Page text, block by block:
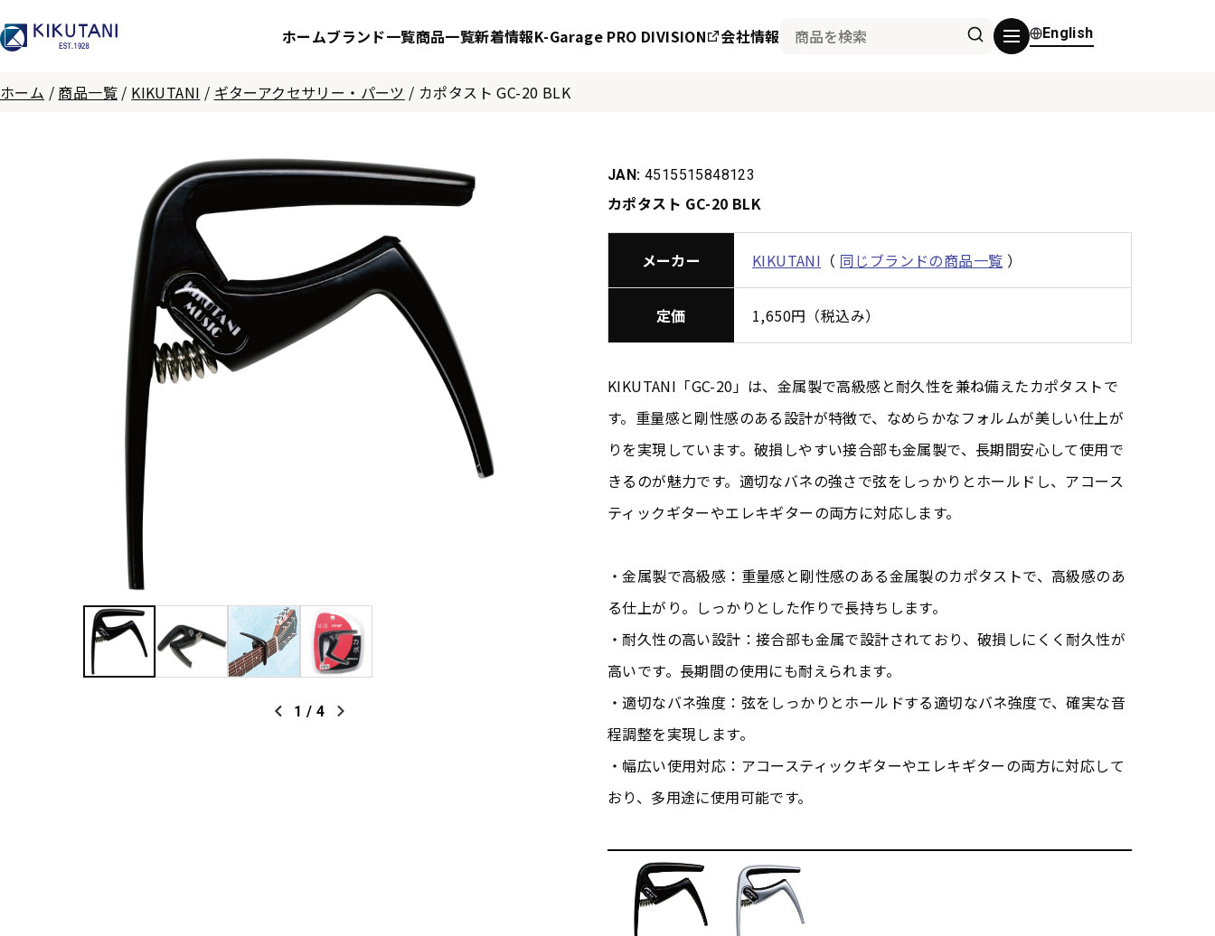
ホームブランド一覧商品一覧新着情報K-Garage PRO DIVISION 会社情報 English
ホーム / 商品一覧 / KIKUTANI / ギターアクセサリー・パーツ / カポタスト GC-20 BLK
1 / 4
JAN: 4515515848123
カポタスト GC-20 BLK
メーカー KIKUTANI （ 同じブランドの商品一覧 ）
定価 1,650円（税込み）
KIKUTANI「GC-20」は、金属製で高級感と耐久性を兼ね備えたカポタストで
す。重量感と剛性感のある設計が特徴で、なめらかなフォルムが美しい仕上が
りを実現しています。破損しやすい接合部も金属製で、長期間安心して使用で
きるのが魅力です。適切なバネの強さで弦をしっかりとホールドし、アコース
ティックギターやエレキギターの両方に対応します。
・金属製で高級感：重量感と剛性感のある金属製のカポタストで、高級感のあ
る仕上がり。しっかりとした作りで長持ちします。
・耐久性の高い設計：接合部も金属で設計されており、破損しにくく耐久性が
高いです。長期間の使用にも耐えられます。
・適切なバネ強度：弦をしっかりとホールドする適切なバネ強度で、確実な音
程調整を実現します。
・幅広い使用対応：アコースティックギターやエレキギターの両方に対応して
おり、多用途に使用可能です。